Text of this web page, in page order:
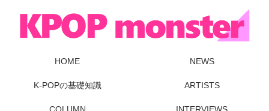
HOME NEWS
K-POPの基礎知識 ARTISTS